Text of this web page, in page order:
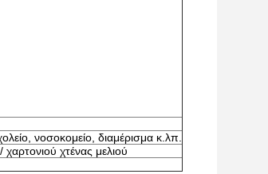
νοσοκομείο, διαμέρισμα κ.λπ.
χτένας μελιού